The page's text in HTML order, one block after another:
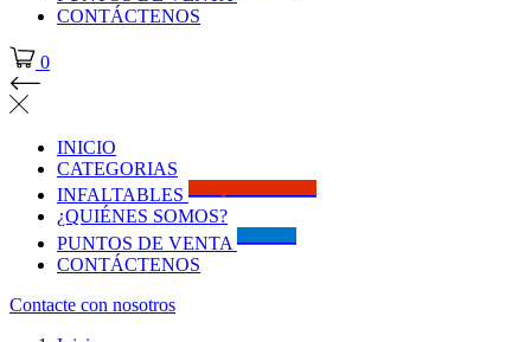
CONTÁCTENOS
0
INICIO
CATEGORIAS
INFALTABLES
¿QUIÉNES SOMOS?
PUNTOS DE VENTA
CONTÁCTENOS
Contacte con nosotros